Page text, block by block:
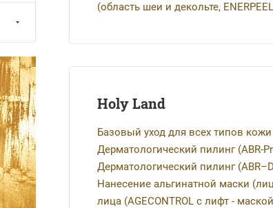
(область шеи и декольте,
Holy Land
Базовый уход для всех типов
Дерматологический пилинг (ABR-
Дерматологический пилинг
Нанесение альгинатной маски
лица (AGECONTROL с лифт -